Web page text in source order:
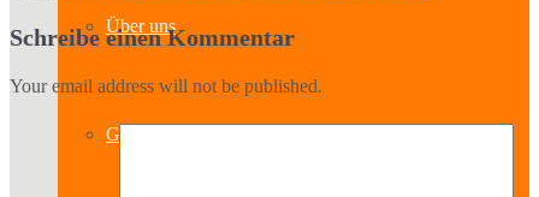
Über uns
Geschichte
Schreibe einen Kommentar
Your email address will not be published.